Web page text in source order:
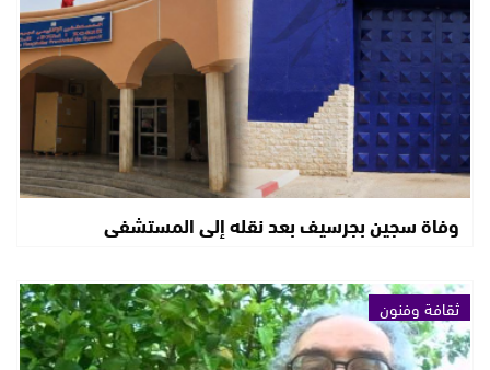
وفاة سجين بجرسيف بعد نقله إلى المستشفى
ثقافة وفنون